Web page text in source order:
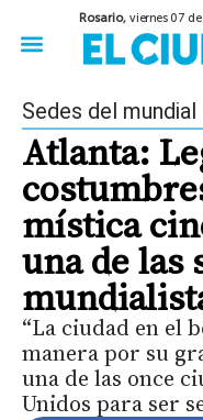
Rosario,viernes 07
Sedes del mundial
Atlanta:
mística
una de las
“La ciudad en el
manera por su
una de las once
Unidos para ser